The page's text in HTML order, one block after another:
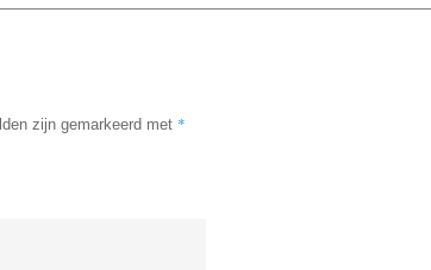
zijn gemarkeerd met *